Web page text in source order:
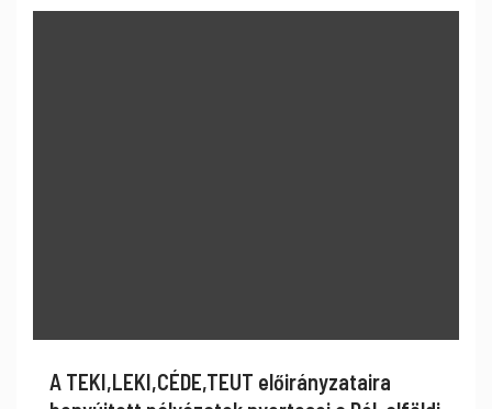
A TEKI,LEKI,CÉDE,TEUT előirányzataira